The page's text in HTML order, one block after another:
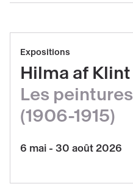
Evénements
mis
en
avant
Hilma
Klint,
Les
peintures
du
Hilma af Klint
Les
(1906-1915)
Expositions
6 mai - 30 août 2026